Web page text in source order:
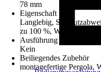
78 mm
Eigenschaft Stoff
Langlebig,
zu 100 %,
Ausführung Volant
Kein
Beiliegendes Zubehör
montagefertige Pergola,